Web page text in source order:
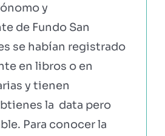
y
de Fundo San
se habían registrado
en libros o en
y tienen
la data pero
Para conocer la